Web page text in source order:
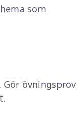
som
övningsprov